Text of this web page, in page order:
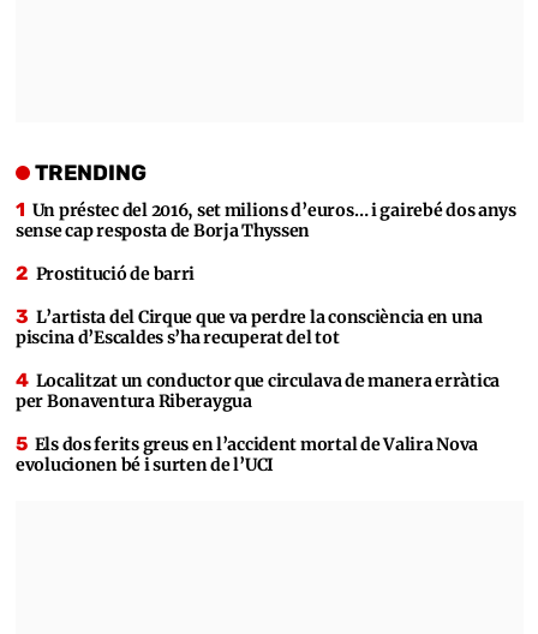
TRENDING
Un préstec del 2016, set milions d’euros… i gairebé dos anys
sense cap resposta de Borja Thyssen
Prostitució de barri
L’artista del Cirque que va perdre la consciència en una
piscina d’Escaldes s’ha recuperat del tot
Localitzat un conductor que circulava de manera erràtica
per Bonaventura Riberaygua
Els dos ferits greus en l’accident mortal de Valira Nova
evolucionen bé i surten de l’UCI